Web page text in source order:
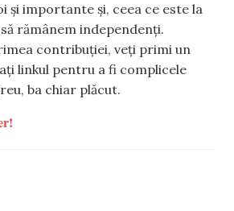
și importante și, ceea ce este la
rămânem independenți.
contribuției, veți primi un
linkul pentru a fi complicele
ba chiar plăcut.